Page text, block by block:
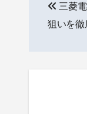
三菱
狙いを徹